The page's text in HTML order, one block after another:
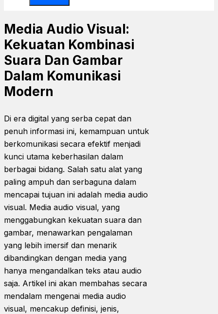
Media Audio Visual:
Kekuatan Kombinasi
Suara Dan Gambar
Dalam Komunikasi
Modern
Di era digital yang serba cepat dan
penuh informasi ini, kemampuan untuk
berkomunikasi secara efektif menjadi
kunci utama keberhasilan dalam
berbagai bidang. Salah satu alat yang
paling ampuh dan serbaguna dalam
mencapai tujuan ini adalah media audio
visual. Media audio visual, yang
menggabungkan kekuatan suara dan
gambar, menawarkan pengalaman
yang lebih imersif dan menarik
dibandingkan dengan media yang
hanya mengandalkan teks atau audio
saja. Artikel ini akan membahas secara
mendalam mengenai media audio
visual, mencakup definisi, jenis,